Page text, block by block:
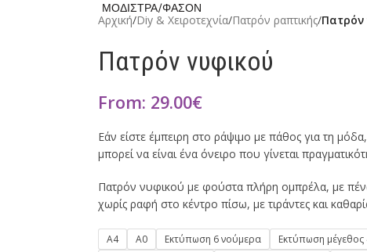
ΜΟΔΙΣΤΡΑ/ΦΑΣΟΝ
Αρχική/Diy & Χειροτεχνία/Πατρόν ραπτικής/Πατρόν
Πατρόν νυφικού
From: 29.00€
Εάν είστε έμπειρη στο ράψιμο με πάθος για τη
μπορεί να είναι ένα όνειρο που γίνεται
Πατρόν νυφικού με φούστα πλήρη ομπρέλα, με
χωρίς ραφή στο κέντρο πίσω, με τιράντες και
A4 Α0 Εκτύπωση 6 νούμερα Εκτύπωση μέγεθος